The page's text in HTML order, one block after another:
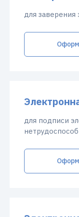
для
для подписи